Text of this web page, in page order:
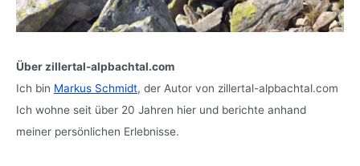
Über zillertal-alpbachtal.com
Ich bin Markus Schmidt, der Autor von zillertal-alpbachtal.com
Ich wohne seit über 20 Jahren hier und berichte anhand
meiner persönlichen Erlebnisse.